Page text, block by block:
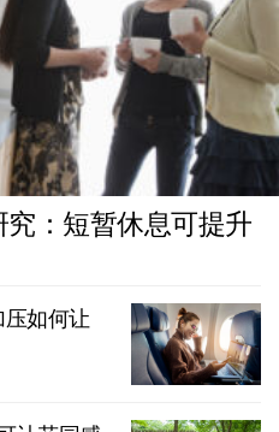
：短暂休息可提升
如何让